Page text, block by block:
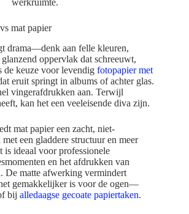
mat papier
drama—denk aan felle kleuren,
oppervlak dat schreeuwt,
keuze voor levendig fotopapier met
eruit springt in albums of achter glas.
vingerafdrukken aan. Terwijl
kan het een veeleisende diva zijn.
mat papier een zacht, niet-
een gladdere structuur en meer
is ideaal voor professionele
en het afdrukken van
De matte afwerking vermindert
gemakkelijker is voor de ogen—
bij alledaagse gecoate papiertaken.